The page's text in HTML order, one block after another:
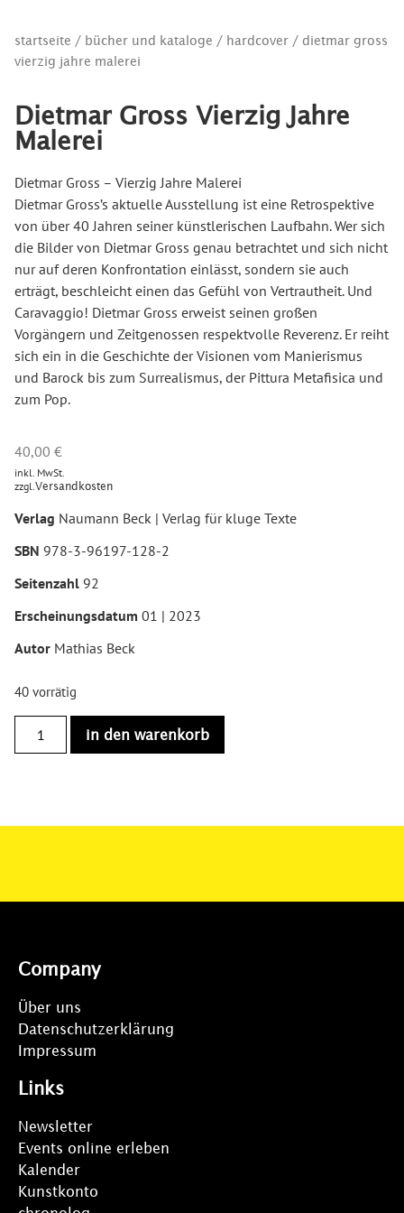
startseite / bücher und kataloge / hardcover / dietmar gross
vierzig jahre malerei
Dietmar Gross Vierzig Jahre
Malerei
Dietmar Gross – Vierzig Jahre Malerei
Dietmar Gross’s aktuelle Ausstellung ist eine Retrospektive
von über 40 Jahren seiner künstlerischen Laufbahn. Wer sich
die Bilder von Dietmar Gross genau betrachtet und sich nicht
nur auf deren Konfrontation einlässt, sondern sie auch
erträgt, beschleicht einen das Gefühl von Vertrautheit. Und
Caravaggio! Dietmar Gross erweist seinen großen
Vorgängern und Zeitgenossen respektvolle Reverenz. Er reiht
sich ein in die Geschichte der Visionen vom Manierismus
und Barock bis zum Surrealismus, der Pittura Metafisica und
zum Pop.
40,00 €
inkl. MwSt.
zzgl.Versandkosten
Verlag Naumann Beck | Verlag für kluge Texte
SBN 978-3-96197-128-2
Seitenzahl 92
Erscheinungsdatum 01 | 2023
Autor Mathias Beck
40 vorrätig
in den warenkorb
Company
Über uns
Datenschutzerklärung
Impressum
Links
Newsletter
Events online erleben
Kalender
Kunstkonto